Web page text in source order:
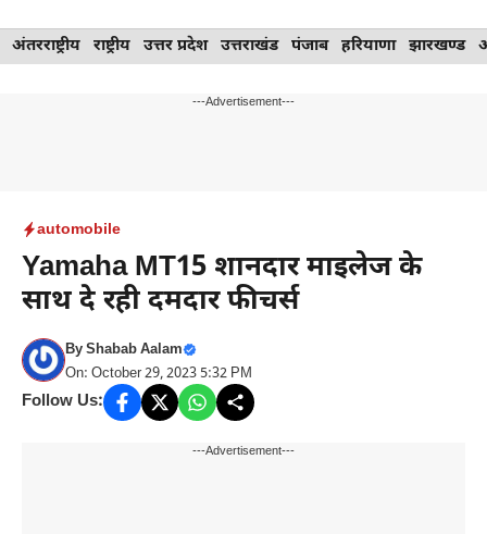
Skip
to
अंतरराष्ट्रीय राष्ट्रीय उत्तर प्रदेश उत्तराखंड पंजाब हरियाणा झारखण्ड
---Advertisement---
automobile
Yamaha MT15 शानदार माइलेज के
साथ दे रही दमदार फीचर्स
ByShabab Aalam
On: October 29, 2023 5:32 PM
Follow Us:
---Advertisement---